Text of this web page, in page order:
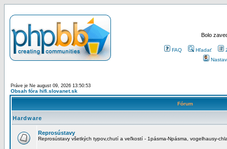
Bolo
FAQ Hľadať
Práve je Ne august 09, 2026 13:50:53
Obsah fóra hifi.slovanet.sk
Fórum
Hardware
Reprosústavy
Reprosústavy všetkých typov,chutí a veľkostí - 1pásma-Npásma, vogelhausy-